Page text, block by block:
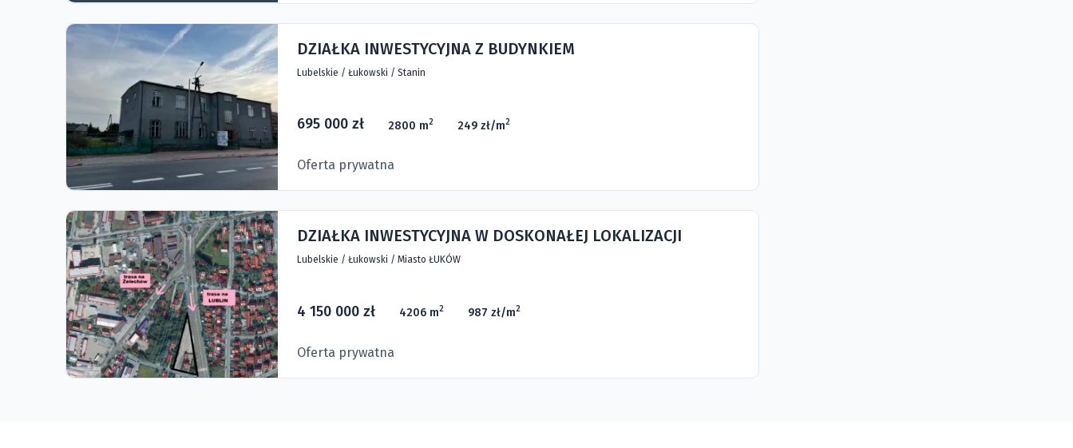
DZIAŁKA INWESTYCYJNA Z BUDYNKIEM
Lubelskie / Łukowski / Stanin
695 000 zł 2800 m2 249 zł/m2
Oferta prywatna
DZIAŁKA INWESTYCYJNA W DOSKONAŁEJ LOKALIZACJI
Lubelskie / Łukowski / Miasto ŁUKÓW
4 150 000 zł 4206 m2 987 zł/m2
Oferta prywatna